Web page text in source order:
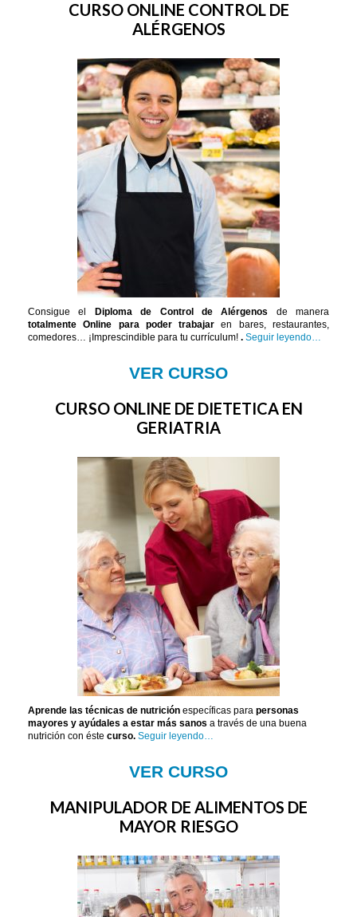
CURSO ONLINE CONTROL DE
ALÉRGENOS
Consigue el Diploma de Control de Alérgenos de manera
totalmente Online para poder trabajar en bares, restaurantes,
comedores… ¡Imprescindible para tu currículum! . Seguir leyendo…
VER CURSO
CURSO ONLINE DE DIETETICA EN
GERIATRIA
Aprende las técnicas de nutrición específicas para personas
mayores y ayúdales a estar más sanos a través de una buena
nutrición con éste curso. Seguir leyendo…
VER CURSO
MANIPULADOR DE ALIMENTOS DE
MAYOR RIESGO